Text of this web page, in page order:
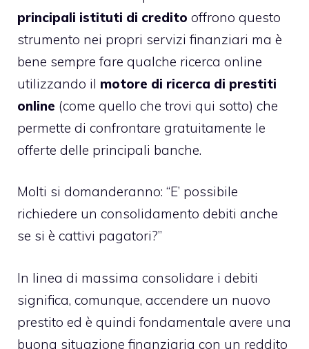
principali istituti di credito offrono questo
strumento nei propri servizi finanziari ma è
bene sempre fare qualche ricerca online
utilizzando il motore di ricerca di prestiti
online (come quello che trovi qui sotto) che
permette di confrontare gratuitamente le
offerte delle principali banche.
Molti si domanderanno: “E’ possibile
richiedere un consolidamento debiti anche
se si è cattivi pagatori?”
In linea di massima consolidare i debiti
significa, comunque, accendere un nuovo
prestito ed è quindi fondamentale avere una
buona situazione finanziaria con un reddito